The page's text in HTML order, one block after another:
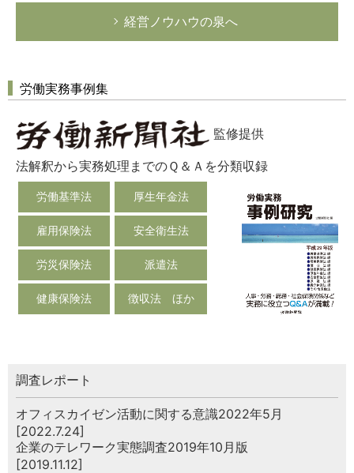
経営ノウハウの泉へ
労働実務事例集
監修提供
法解釈から実務処理までのＱ＆Ａを分類収録
労働基準法 厚生年金法
雇用保険法 安全衛生法
労災保険法 派遣法
健康保険法 徴収法 ほか
調査レポート
オフィスカイゼン活動に関する意識2022年5月
[2022.7.24]
企業のテレワーク実態調査2019年10月版
[2019.11.12]